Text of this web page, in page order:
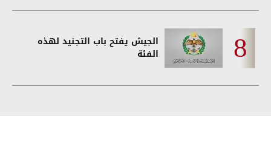
الجيش يفتح باب التجنيد لهذه
الفئة